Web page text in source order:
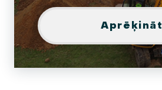
Aprēķināt